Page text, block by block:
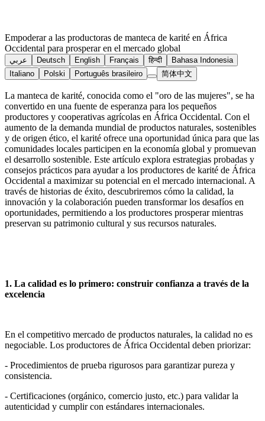
Empoderar a las productoras de manteca de karité en África
Occidental para prosperar en el mercado global
عربي Deutsch English Français हिन्दी
Bahasa Indonesia
Italiano
Polski Português brasileiro 简体中文
La manteca de karité, conocida como el "oro de las mujeres", se ha
convertido en una fuente de esperanza para los pequeños
productores y cooperativas agrícolas en África Occidental. Con el
aumento de la demanda mundial de productos naturales, sostenibles
y de origen ético, el karité ofrece una oportunidad única para que las
comunidades locales participen en la economía global y promuevan
el desarrollo sostenible. Este artículo explora estrategias probadas y
consejos prácticos para ayudar a los productores de karité de África
Occidental a maximizar su potencial en el mercado internacional. A
través de historias de éxito, descubriremos cómo la calidad, la
innovación y la colaboración pueden transformar los desafíos en
oportunidades, permitiendo a los productores prosperar mientras
preservan su patrimonio cultural y sus recursos naturales.
1. La calidad es lo primero: construir confianza a través de la
excelencia
En el competitivo mercado de productos naturales, la calidad no es
negociable. Los productores de África Occidental deben priorizar:
- Procedimientos de prueba rigurosos para garantizar pureza y
consistencia.
- Certificaciones (orgánico, comercio justo, etc.) para validar la
autenticidad y cumplir con estándares internacionales.